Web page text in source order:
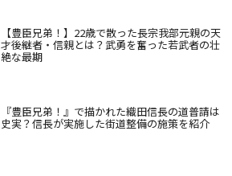
【豊臣兄弟！】22歳で散った長宗我部元親の天
才後継者・信親とは？武勇を奮った若武者の壮
絶な最期
『豊臣兄弟！』で描かれた織田信長の道普請は
史実？信長が実施した街道整備の施策を紹介